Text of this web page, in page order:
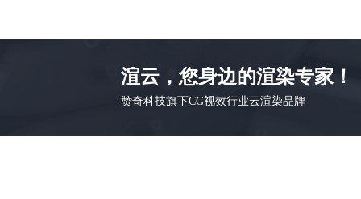
渲云，您身边的渲染专家！
赞奇科技旗下CG视效行业云渲染品牌